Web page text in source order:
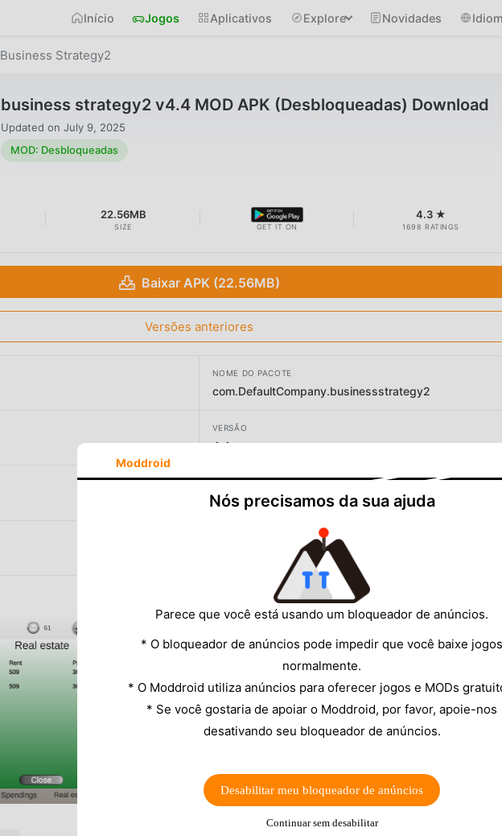
Início Jogos Aplicativos Explore Novidades
Business Strategy2
business strategy2 v4.4 MOD APK (Desbloqueadas) Download
Updated on July 9, 2025
MOD: Desbloqueadas
22.56MB
SIZE GET IT ON
4.3 ★
1698 RATINGS
Baixar APK (22.56MB)
Versões anteriores
NOME DO PACOTE
com.DefaultCompany.businessstrategy2
VERSÃO
4.4
DESENVOLVEDOR
Ihor Zemlianoi
Moddroid
Nós precisamos da sua ajuda
Parece que você está usando um bloqueador de anúncios.
* O bloqueador de anúncios pode impedir que você baixe jogos
normalmente.
* O Moddroid utiliza anúncios para oferecer jogos e MODs
* Se você gostaria de apoiar o Moddroid, por favor, apoie-nos
desativando seu bloqueador de anúncios.
Desabilitar meu bloqueador de anúncios
Continuar sem desabilitar